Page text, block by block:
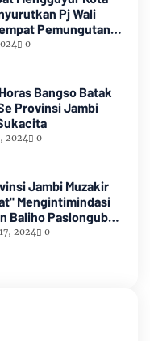
Pj Wali
0
Bangso Batak
Provinsi Jambi
2024 0
Jambi Muzakir
Mengintimindasi
Baliho Paslongub
2024 0